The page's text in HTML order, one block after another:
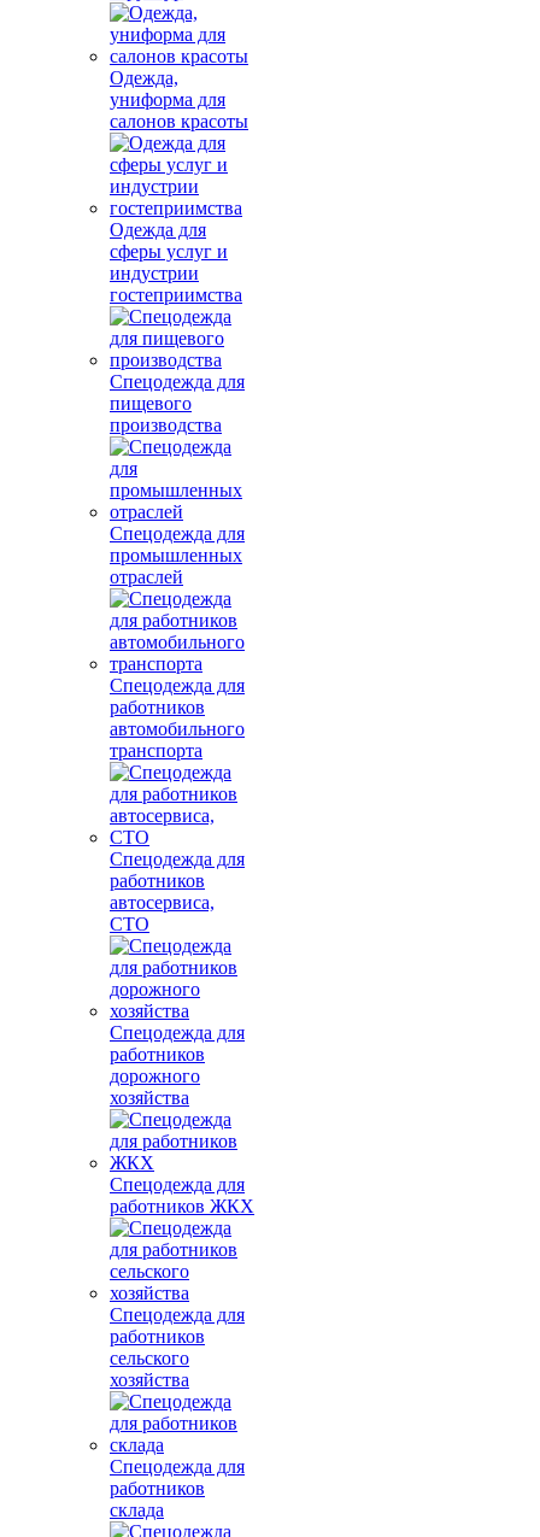
Одежда,
униформа для
салонов красоты
Одежда для
сферы услуг и
индустрии
гостеприимства
Спецодежда для
пищевого
производства
Спецодежда для
промышленных
отраслей
Спецодежда для
работников
автомобильного
транспорта
Спецодежда для
работников
автосервиса,
СТО
Спецодежда для
работников
дорожного
хозяйства
Спецодежда для
работников ЖКХ
Спецодежда для
работников
сельского
хозяйства
Спецодежда для
работников
склада